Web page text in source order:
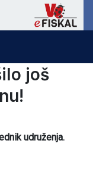
još
udruženja.